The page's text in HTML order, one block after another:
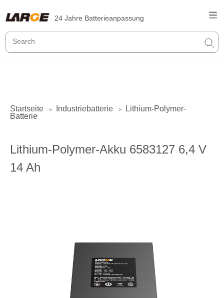
24 Jahre Batterieanpassung
Startseite > Industriebatterie >
Lithium-Polymer-
Batterie
Lithium-Polymer-Akku 6583127 6,4 V
14 Ah